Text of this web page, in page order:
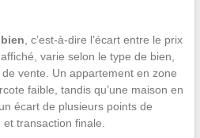
, c’est-à-dire l’écart entre le prix
varie selon le type de bien,
vente. Un appartement en zone
faible, tandis qu’une maison en
écart de plusieurs points de
transaction finale.